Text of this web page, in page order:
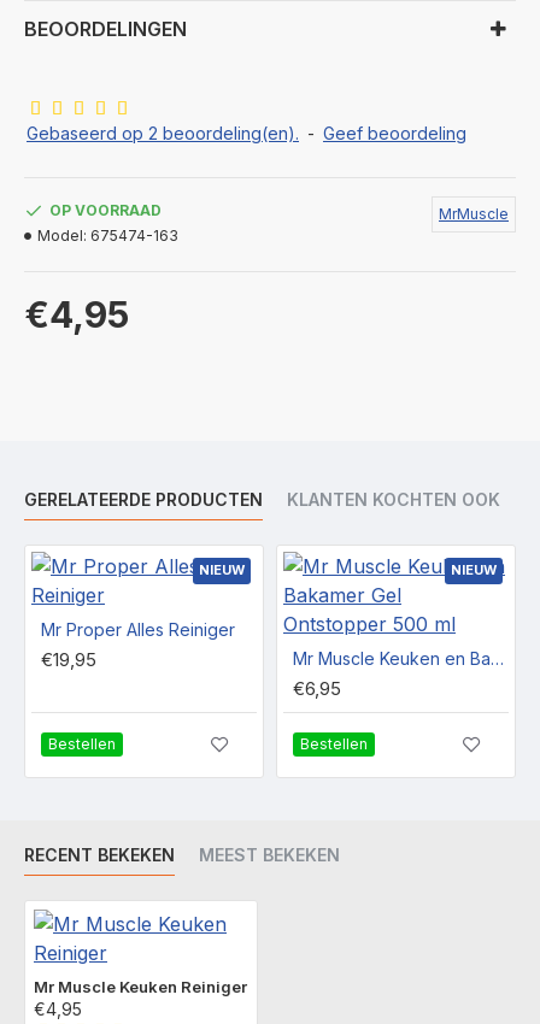
BEOORDELINGEN
Gebaseerd op 2 beoordeling(en). - Geef beoordeling
€4,95
OP VOORRAAD
Model: 675474-163
MrMuscle
GERELATEERDE PRODUCTEN KLANTEN KOCHTEN OOK
NIEUW
Mr Proper Alles Reiniger
€19,95
Bestellen
NIEUW
Mr Muscle Keuken en Bakamer Gel Ontstopper 500 ml
€6,95
Bestellen
RECENT BEKEKEN MEEST BEKEKEN
Mr Muscle Keuken Reiniger
€4,95